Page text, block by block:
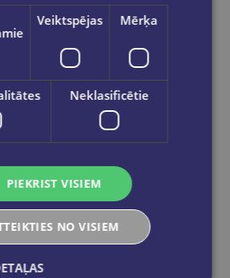
Veiktspējas Mērķa
Neklasificētie
PIEKRIST VISIEM
NO VISIEM